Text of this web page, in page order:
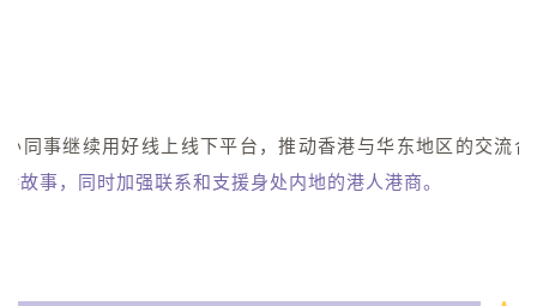
同事继续用好线上线下平台，推动香港与华东地区的交流
故事，同时加强联系和支援身处内地的港人港商。